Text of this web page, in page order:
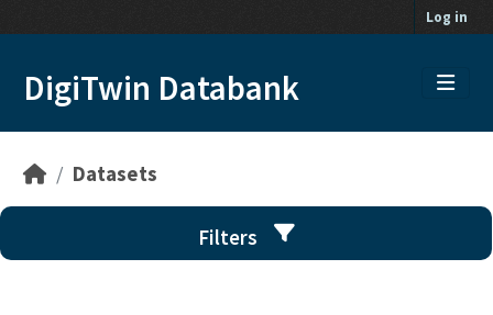
Log in
DigiTwin Databank
Datasets
Filters